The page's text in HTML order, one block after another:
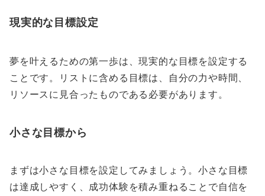
現実的な目標設定
夢を叶えるための第一歩は、現実的な目標を設定する
ことです。リストに含める目標は、自分の力や時間、
リソースに見合ったものである必要があります。
小さな目標から
まずは小さな目標を設定してみましょう。小さな目標
は達成しやすく、成功体験を積み重ねることで自信を